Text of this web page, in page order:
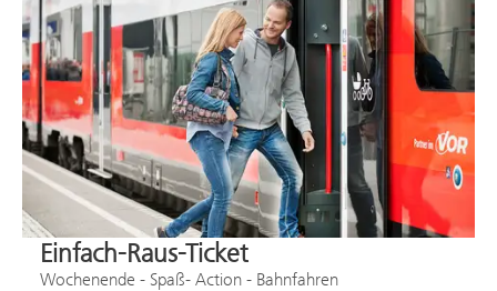
Einfach-Raus-Ticket
Wochenende - Spaß- Action - Bahnfahren